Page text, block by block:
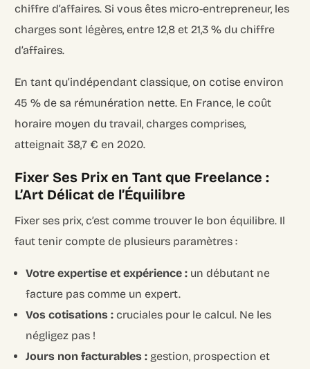
chiffre d’affaires. Si vous êtes micro-entrepreneur, les
charges sont légères, entre 12,8 et 21,3 % du chiffre
d’affaires.
En tant qu’indépendant classique, on cotise environ
45 % de sa rémunération nette. En France, le coût
horaire moyen du travail, charges comprises,
atteignait 38,7 € en 2020.
Fixer Ses Prix en Tant que Freelance :
L’Art Délicat de l’Équilibre
Fixer ses prix, c’est comme trouver le bon équilibre. Il
faut tenir compte de plusieurs paramètres :
Votre expertise et expérience : un débutant ne
facture pas comme un expert.
Vos cotisations : cruciales pour le calcul. Ne les
négligez pas !
Jours non facturables : gestion, prospection et